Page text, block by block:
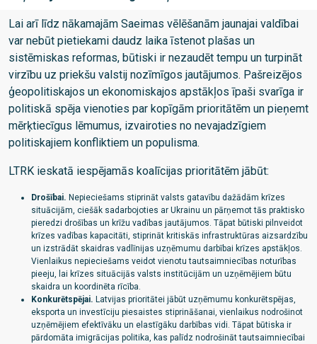
Lai arī līdz nākamajām Saeimas vēlēšanām jaunajai valdībai
var nebūt pietiekami daudz laika īstenot plašas un
sistēmiskas reformas, būtiski ir nezaudēt tempu un turpināt
virzību uz priekšu valstij nozīmīgos jautājumos. Pašreizējos
ģeopolitiskajos un ekonomiskajos apstākļos īpaši svarīga ir
politiskā spēja vienoties par kopīgām prioritātēm un pieņemt
mērķtiecīgus lēmumus, izvairoties no nevajadzīgiem
politiskajiem konfliktiem un populisma.
LTRK ieskatā iespējamās koalīcijas prioritātēm jābūt:
Drošībai. Nepieciešams stiprināt valsts gatavību dažādām krīzes
situācijām, ciešāk sadarbojoties ar Ukrainu un pārņemot tās praktisko
pieredzi drošības un krīžu vadības jautājumos. Tāpat būtiski pilnveidot
krīzes vadības kapacitāti, stiprināt kritiskās infrastruktūras aizsardzību
un izstrādāt skaidras vadlīnijas uzņēmumu darbībai krīzes apstākļos.
Vienlaikus nepieciešams veidot vienotu tautsaimniecības noturības
pieeju, lai krīzes situācijās valsts institūcijām un uzņēmējiem būtu
skaidra un koordinēta rīcība.
Konkurētspējai. Latvijas prioritātei jābūt uzņēmumu konkurētspējas,
eksporta un investīciju piesaistes stiprināšanai, vienlaikus nodrošinot
uzņēmējiem efektīvāku un elastīgāku darbības vidi. Tāpat būtiska ir
pārdomāta imigrācijas politika, kas palīdz nodrošināt tautsaimniecībai